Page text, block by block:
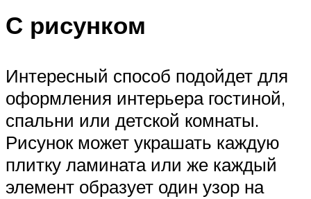
С рисунком
Интересный способ подойдет для
оформления интерьера гостиной,
спальни или детской комнаты.
Рисунок может украшать каждую
плитку ламината или же каждый
элемент образует один узор на